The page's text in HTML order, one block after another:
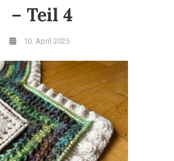
– Teil 4
10. April 2025